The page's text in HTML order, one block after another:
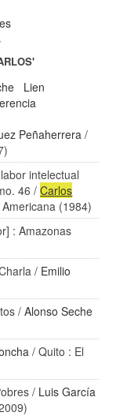
Lien
Peñaherrera /
intelectual
46 /Carlos
(1984)
: Amazonas
/ Emilio
/Alonso Seche
/ Quito : El
/ Luis García